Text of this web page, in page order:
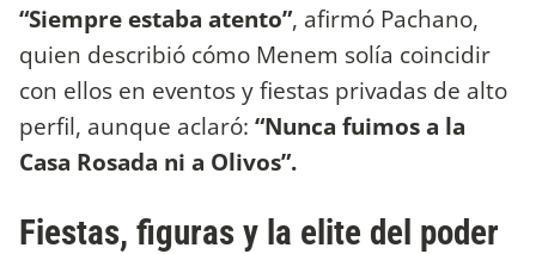
“Siempre estaba atento”, afirmó Pachano,
quien describió cómo Menem solía coincidir
con ellos en eventos y fiestas privadas de alto
perfil, aunque aclaró: “Nunca fuimos a la
Casa Rosada ni a Olivos”.
Fiestas, figuras y la elite del poder